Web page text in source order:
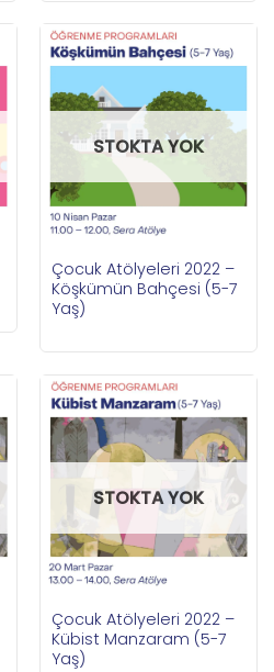
STOKTA YOK
Çocuk Atölyeleri 2022 –
Köşkümün Bahçesi (5-7
Yaş)
STOKTA YOK
Çocuk Atölyeleri 2022 –
Kübist Manzaram (5-7
Yaş)